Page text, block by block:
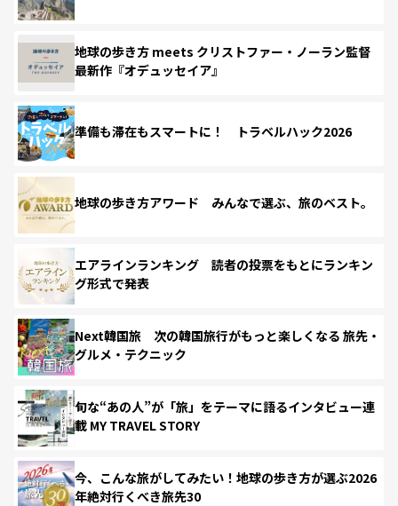
地球の歩き方 meets クリストファー・ノーラン監督
最新作『オデュッセイア』
準備も滞在もスマートに！ トラベルハック2026
地球の歩き方アワード みんなで選ぶ、旅のベスト。
エアラインランキング 読者の投票をもとにランキン
グ形式で発表
Next韓国旅 次の韓国旅行がもっと楽しくなる 旅先・
グルメ・テクニック
旬な“あの人”が「旅」をテーマに語るインタビュー連
載 MY TRAVEL STORY
今、こんな旅がしてみたい！地球の歩き方が選ぶ2026
年絶対行くべき旅先30